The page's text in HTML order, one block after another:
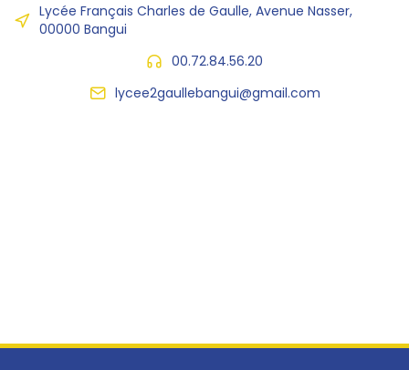
Lycée Français Charles de Gaulle, Avenue Nasser,
00000 Bangui
00.72.84.56.20
lycee2gaullebangui@gmail.com